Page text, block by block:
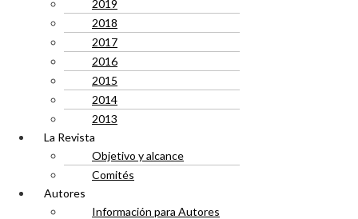
2019
2018
2017
2016
2015
2014
2013
La Revista
Objetivo y alcance
Comités
Autores
Información para Autores